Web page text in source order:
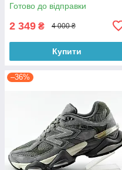
Готово до відправки
2 349 ₴ 4 000 ₴
Купити
–36%